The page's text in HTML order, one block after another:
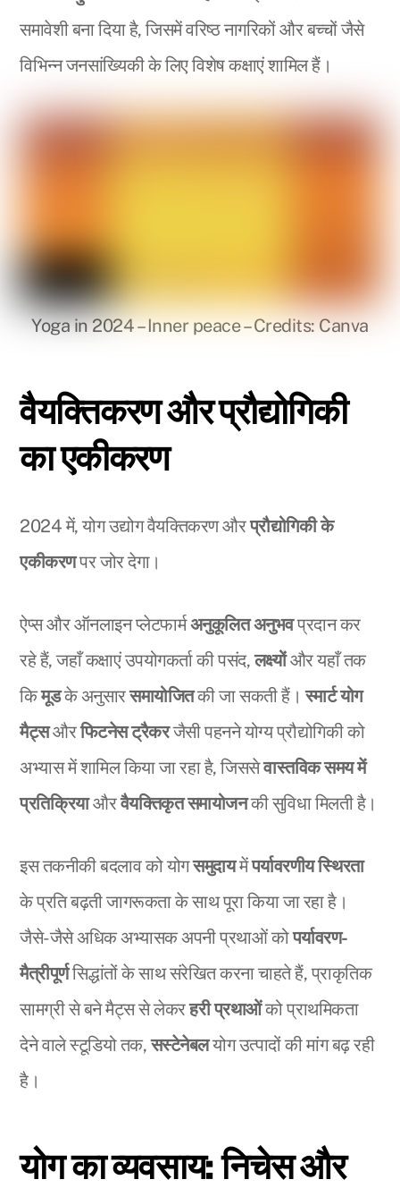
समावेशी बना दिया है, जिसमें वरिष्ठ नागरिकों और बच्चों जैसे
विभिन्न जनसांख्यिकी के लिए विशेष कक्षाएं शामिल हैं।
Yoga in 2024 – Inner peace – Credits: Canva
वैयक्तिकरण और प्रौद्योगिकी
का एकीकरण
2024 में, योग उद्योग वैयक्तिकरण औरप्रौद्योगिकी के
एकीकरणपर जोर देगा।
ऐप्स और ऑनलाइन प्लेटफार्मअनुकूलित अनुभवप्रदान कर
रहे हैं, जहाँ कक्षाएं उपयोगकर्ता की पसंद,लक्ष्योंऔर यहाँ तक
किमूडके अनुसारसमायोजितकी जा सकती हैं।स्मार्ट योग
मैट्सऔरफिटनेस ट्रैकरजैसी पहनने योग्य प्रौद्योगिकी को
अभ्यास में शामिल किया जा रहा है, जिससेवास्तविक समय में
प्रतिक्रियाऔरवैयक्तिकृत समायोजनकी सुविधा मिलती है।
इस तकनीकी बदलाव को योगसमुदायमेंपर्यावरणीय स्थिरता
के प्रति बढ़ती जागरूकता के साथ पूरा किया जा रहा है।
जैसे-जैसे अधिक अभ्यासक अपनी प्रथाओं कोपर्यावरण-
मैत्रीपूर्णसिद्धांतों के साथ संरेखित करना चाहते हैं, प्राकृतिक
सामग्री से बने मैट्स से लेकरहरी प्रथाओंको प्राथमिकता
देने वाले स्टूडियो तक,सस्टेनेबलयोग उत्पादों की मांग बढ़ रही
है।
योग का व्यवसाय: निचेस और